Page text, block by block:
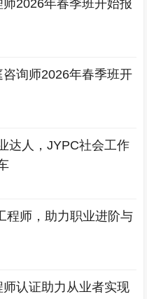
2026年春季班开始报
询师2026年春季班开
达人，JYPC社会工作
程师，助力职业进阶与
认证助力从业者实现